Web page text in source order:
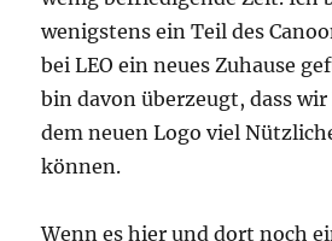
wenigstens ein Teil des
bei LEO ein neues Zuhause
bin davon überzeugt, dass
dem neuen Logo viel
können.
Wenn es hier und dort noch